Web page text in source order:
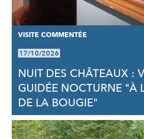
VISITE COMMENTÉE
17/10/2026
NUIT DES CHÂTEAUX :
GUIDÉE NOCTURNE "À
DE LA BOUGIE"